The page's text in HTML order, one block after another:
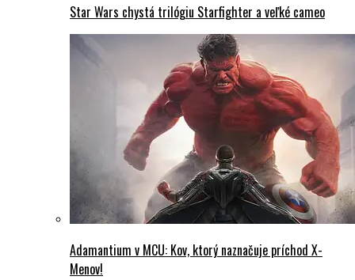
Star Wars chystá trilógiu Starfighter a veľké cameo
Adamantium v MCU: Kov, ktorý naznačuje príchod X-
Menov!